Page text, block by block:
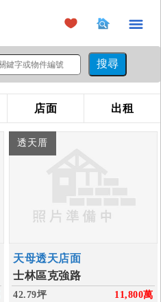
×
店面 出租
透天厝
天母透天店面
士林區克強路
42.79坪 11,800萬